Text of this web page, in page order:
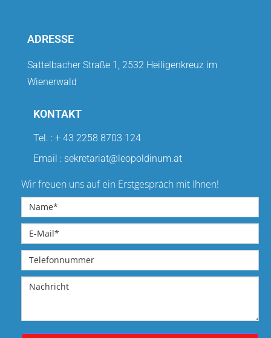
ADRESSE
Sattelbacher Straße 1, 2532 Heiligenkreuz im
Wienerwald
KONTAKT
Tel. : + 43 2258 8703 124
Email : sekretariat@leopoldinum.at
Wir freuen uns auf ein Erstgespräch mit Ihnen!